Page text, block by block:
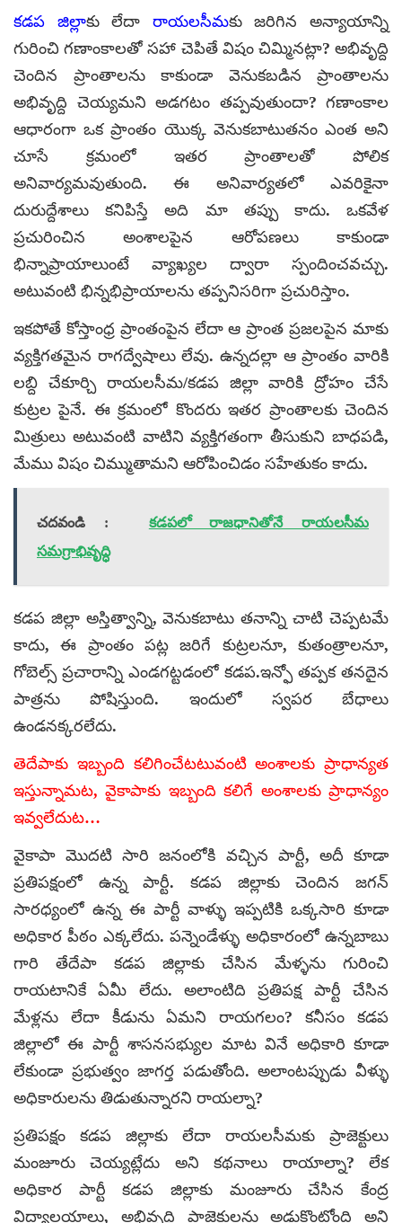
కడప జిల్లాకు లేదా రాయలసీమకు జరిగిన అన్యాయాన్ని
గురించి గణాంకాలతో సహా చెపితే విషం చిమ్మినట్లా? అభివృద్ది
చెందిన ప్రాంతాలను కాకుండా వెనుకబడిన ప్రాంతాలను
అభివృద్ది చెయ్యమని అడగటం తప్పవుతుందా? గణాంకాల
ఆధారంగా ఒక ప్రాంతం యొక్క వెనుకబాటుతనం ఎంత అని
చూసే క్రమంలో ఇతర ప్రాంతాలతో పోలిక
అనివార్యమవుతుంది. ఈ అనివార్యతలో ఎవరికైనా
దురుద్దేశాలు కనిపిస్తే అది మా తప్పు కాదు. ఒకవేళ
ప్రచురించిన అంశాలపైన ఆరోపణలు కాకుండా
భిన్నాప్రాయాలుంటే వ్యాఖ్యల ద్వారా స్పందించవచ్చు.
అటువంటి భిన్నభిప్రాయాలను తప్పనిసరిగా ప్రచురిస్తాం.
ఇకపోతే కోస్తాంధ్ర ప్రాంతంపైన లేదా ఆ ప్రాంత ప్రజలపైన మాకు
వ్యక్తిగతమైన రాగద్వేషాలు లేవు. ఉన్నదల్లా ఆ ప్రాంతం వారికి
లబ్ది చేకూర్చి రాయలసీమ/కడప జిల్లా వారికి ద్రోహం చేసే
కుట్రల పైనే. ఈ క్రమంలో కొందరు ఇతర ప్రాంతాలకు చెందిన
మిత్రులు అటువంటి వాటిని వ్యక్తిగతంగా తీసుకుని బాధపడి,
మేము విషం చిమ్ముతామని ఆరోపించిడం సహేతుకం కాదు.
చదవండి :
కడపలో రాజధానితోనే రాయలసీమ
సమగ్రాభివృద్ధి
కడప జిల్లా అస్తిత్వాన్ని, వెనుకబాటు తనాన్ని చాటి చెప్పటమే
కాదు, ఈ ప్రాంతం పట్ల జరిగే కుట్రలనూ, కుతంత్రాలనూ,
గోబెల్స్ ప్రచారాన్ని ఎండగట్టడంలో కడప.ఇన్ఫో తప్పక తనదైన
పాత్రను పోషిస్తుంది. ఇందులో స్వపర బేధాలు
ఉండనక్కరలేదు.
తెదేపాకు ఇబ్బంది కలిగించేటటువంటి అంశాలకు ప్రాధాన్యత
ఇస్తున్నామట, వైకాపాకు ఇబ్బంది కలిగే అంశాలకు ప్రాధాన్యం
ఇవ్వలేదుట…
వైకాపా మొదటి సారి జనంలోకి వచ్చిన పార్టీ, అదీ కూడా
ప్రతిపక్షంలో ఉన్న పార్టీ. కడప జిల్లాకు చెందిన జగన్
సారధ్యంలో ఉన్న ఈ పార్టీ వాళ్ళు ఇప్పటికి ఒక్కసారి కూడా
అధికార పీఠం ఎక్కలేదు. పన్నెండేళ్ళు అధికారంలో ఉన్నబాబు
గారి తేదేపా కడప జిల్లాకు చేసిన మేళ్ళను గురించి
రాయటానికే ఏమీ లేదు. అలాంటిది ప్రతిపక్ష పార్టీ చేసిన
మేళ్లను లేదా కీడును ఏమని రాయగలం? కనీసం కడప
జిల్లాలో ఈ పార్టీ శాసనసభ్యుల మాట వినే అధికారి కూడా
లేకుండా ప్రభుత్వం జాగర్త పడుతోంది. అలాంటప్పుడు వీళ్ళు
అధికారులను తిడుతున్నారని రాయల్నా?
ప్రతిపక్షం కడప జిల్లాకు లేదా రాయలసీమకు ప్రాజెక్టులు
మంజూరు చెయ్యట్లేదు అని కథనాలు రాయాల్నా? లేక
అధికార పార్టీ కడప జిల్లాకు మంజూరు చేసిన కేంద్ర
విద్యాలయాలు, అభివృద్ది ప్రాజెక్టులను అడ్డుకొంటోంది అని